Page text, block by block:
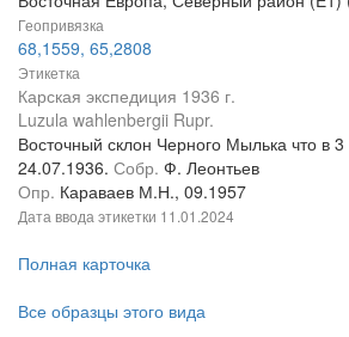
Геопривязка
68,1559, 65,2808
Этикетка
Карская экспедиция 1936 г.
Luzula wahlenbergii Rupr.
Восточный склон Черного Мылька что в
24.07.1936. Собр. Ф. Леонтьев
Опр. Караваев М.Н., 09.1957
Дата ввода этикетки 11.01.2024
Полная карточка
Все образцы этого вида